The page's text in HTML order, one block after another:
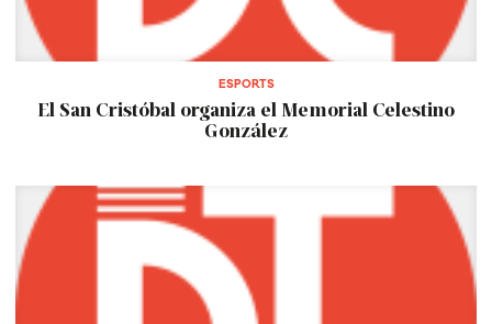
ESPORTS
El San Cristóbal organiza el Memorial Celestino
González